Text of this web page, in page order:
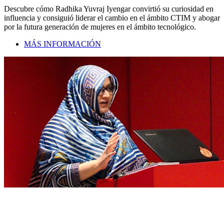
Descubre cómo Radhika Yuvraj Iyengar convirtió su curiosidad en
influencia y consiguió liderar el cambio en el ámbito CTIM y abogar
por la futura generación de mujeres en el ámbito tecnológico.
MÁS INFORMACIÓN